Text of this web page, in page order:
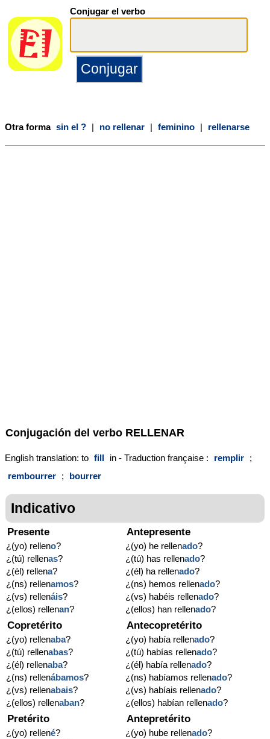
Conjugar el verbo
Otra forma sin el ? | no rellenar | feminino | rellenarse
Conjugación del verbo RELLENAR
English translation: to fill in - Traduction française : remplir ;
rembourrer ; bourrer
Indicativo
Presente
¿(yo) relleno?
¿(tú) rellenas?
¿(él) rellena?
¿(ns) rellenamos?
¿(vs) rellenáis?
¿(ellos) rellenan?
Antepresente
¿(yo) he rellenado?
¿(tú) has rellenado?
¿(él) ha rellenado?
¿(ns) hemos rellenado?
¿(vs) habéis rellenado?
¿(ellos) han rellenado?
Copretérito
¿(yo) rellenaba?
¿(tú) rellenabas?
¿(él) rellenaba?
¿(ns) rellenábamos?
¿(vs) rellenabais?
¿(ellos) rellenaban?
Antecopretérito
¿(yo) había rellenado?
¿(tú) habías rellenado?
¿(él) había rellenado?
¿(ns) habíamos rellenado?
¿(vs) habíais rellenado?
¿(ellos) habían rellenado?
Pretérito
¿(yo) rellené?
Antepretérito
¿(yo) hube rellenado?